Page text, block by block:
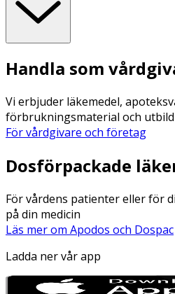
Handla som
Vi erbjuder läkemedel,
förbrukningsmaterial och
För vårdgivare och företag
Dosförpackade
För vårdens patienter eller för
på din medicin
Läs mer om Apodos och Dospac
Ladda ner vår app